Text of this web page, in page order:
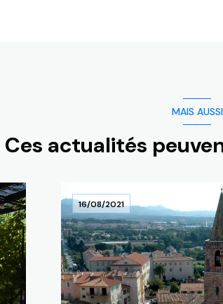
MAIS AUSSI
Ces actualités
16/08/2021